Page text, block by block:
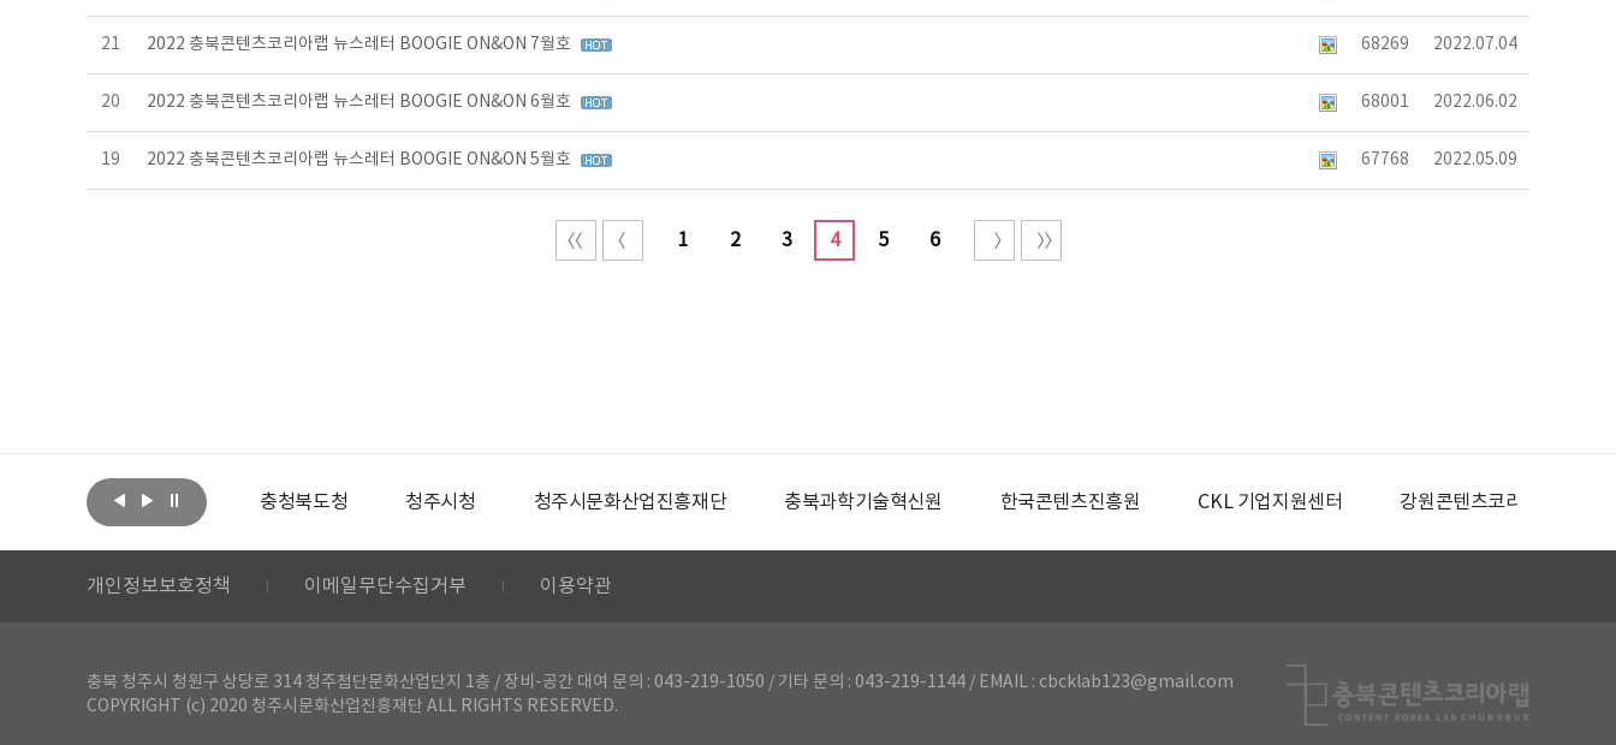
21 2022 충북콘텐츠코리아랩 뉴스레터 BOOGIE ON&ON 7월호 68269 2022.07.04
20 2022 충북콘텐츠코리아랩 뉴스레터 BOOGIE ON&ON 6월호 68001 2022.06.02
19 2022 충북콘텐츠코리아랩 뉴스레터 BOOGIE ON&ON 5월호 67768 2022.05.09
1 2 3 4 5 6
문화체육관광부 충청북도청 청주시청 청주시문화산업진흥재단 충북과학기술혁신원 한국콘텐츠진흥원 CKL 기업지원센터 강원콘텐츠코리아랩
개인정보보호정책 이메일무단수집거부 이용약관
충북 청주시 청원구 상당로 314 청주첨단문화산업단지 1층 / 장비-공간 대여 문의 : 043-219-1050 / 기타 문의 : 043-219-1144 / EMAIL : cbcklab123@gmail.com
COPYRIGHT (c) 2020 청주시문화산업진흥재단 ALL RIGHTS RESERVED.